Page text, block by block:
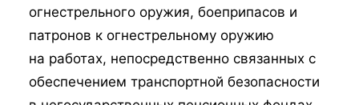
огнестрельного оружия, боеприпасов и
патронов к огнестрельному оружию
на работах, непосредственно связанных с
обеспечением транспортной безопасности